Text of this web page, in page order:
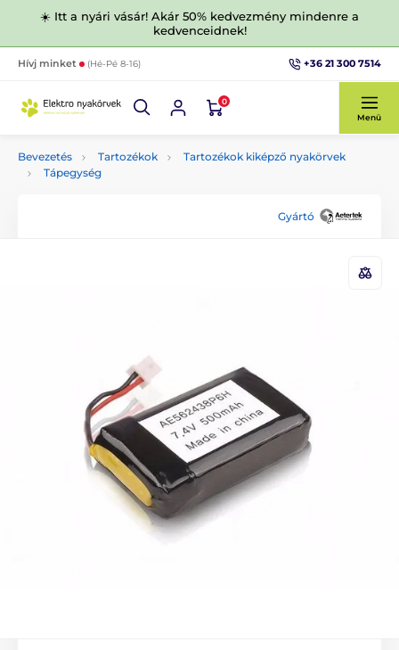
☀️ Itt a nyári vásár! Akár 50% kedvezmény mindenre a
kedvenceidnek!
Hívj minket (Hé-Pé 8-16) +36 21 300 7514
0
Menü
Bevezetés Tartozékok
Tartozékok kiképző nyakörvek
Tápegység
Gyártó